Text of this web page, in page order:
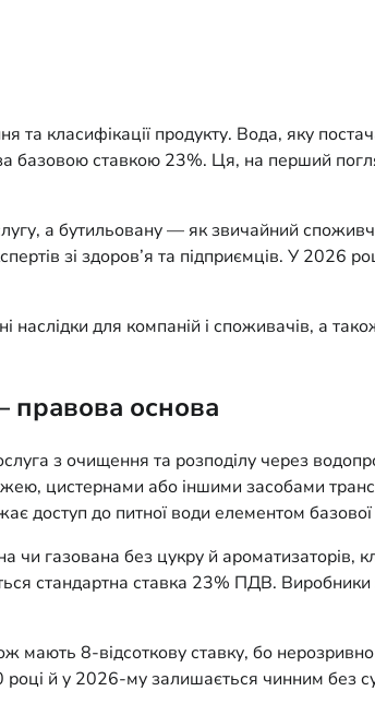
класифікації продукту. Вода, яку
базовою ставкою 23%. Ця, на перший
а бутильовану — як звичайний
зі здоров’я та підприємців. У 2026
наслідки для компаній і споживачів, а
правова основа
з очищення та розподілу через
цистернами або іншими засобами
доступ до питної води елементом
газована без цукру й ароматизаторів,
стандартна ставка 23% ПДВ.
мають 8-відсоткову ставку, бо
й у 2026-му залишається чинним без